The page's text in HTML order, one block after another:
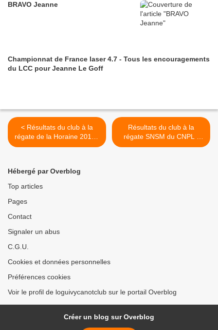
BRAVO Jeanne
Championnat de France laser 4.7 - Tous les encouragements
du LCC pour Jeanne Le Goff
< Résultats du club à la
régate de la Horaine 2010 :
25/07/2010
Résultats du club à la
régate SNSM du CNPL :
13/06/2010 >
Hébergé par Overblog
Top articles
Pages
Contact
Signaler un abus
C.G.U.
Cookies et données personnelles
Préférences cookies
Voir le profil de loguivycanotclub sur le portail Overblog
Créer un blog sur Overblog